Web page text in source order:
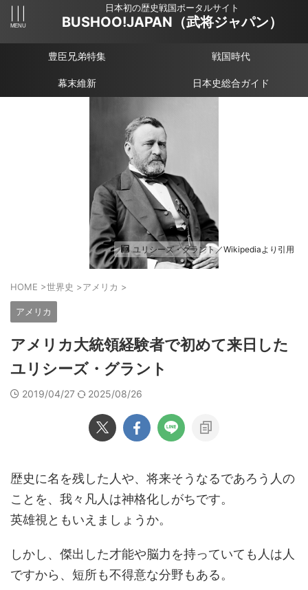
日本初の歴史戦国ポータルサイト
BUSHOO!JAPAN（武将ジャパン）
豊臣兄弟特集 戦国時代
幕末維新 日本史総合ガイド
ユリシーズ・グラント／Wikipediaより引用
HOME >世界史 >アメリカ >
アメリカ
アメリカ大統領経験者で初めて来日した
ユリシーズ・グラント
2019/04/27 2025/08/26
歴史に名を残した人や、将来そうなるであろう人の
ことを、我々凡人は神格化しがちです。
英雄視ともいえましょうか。
しかし、傑出した才能や脳力を持っていても人は人
ですから、短所も不得意な分野もある。